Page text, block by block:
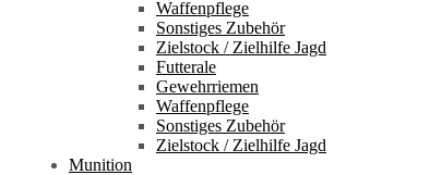
Waffenpflege
Sonstiges Zubehör
Zielstock / Zielhilfe Jagd
Futterale
Gewehrriemen
Waffenpflege
Sonstiges Zubehör
Zielstock / Zielhilfe Jagd
Munition